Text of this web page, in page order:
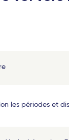
les périodes et